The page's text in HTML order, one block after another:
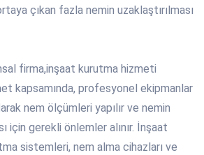
çıkan fazla nemin uzaklaştırılması
firma,inşaat kurutma hizmeti
kapsamında, profesyonel ekipmanlar
nem ölçümleri yapılır ve nemin
için gerekli önlemler alınır. İnşaat
sistemleri, nem alma cihazları ve